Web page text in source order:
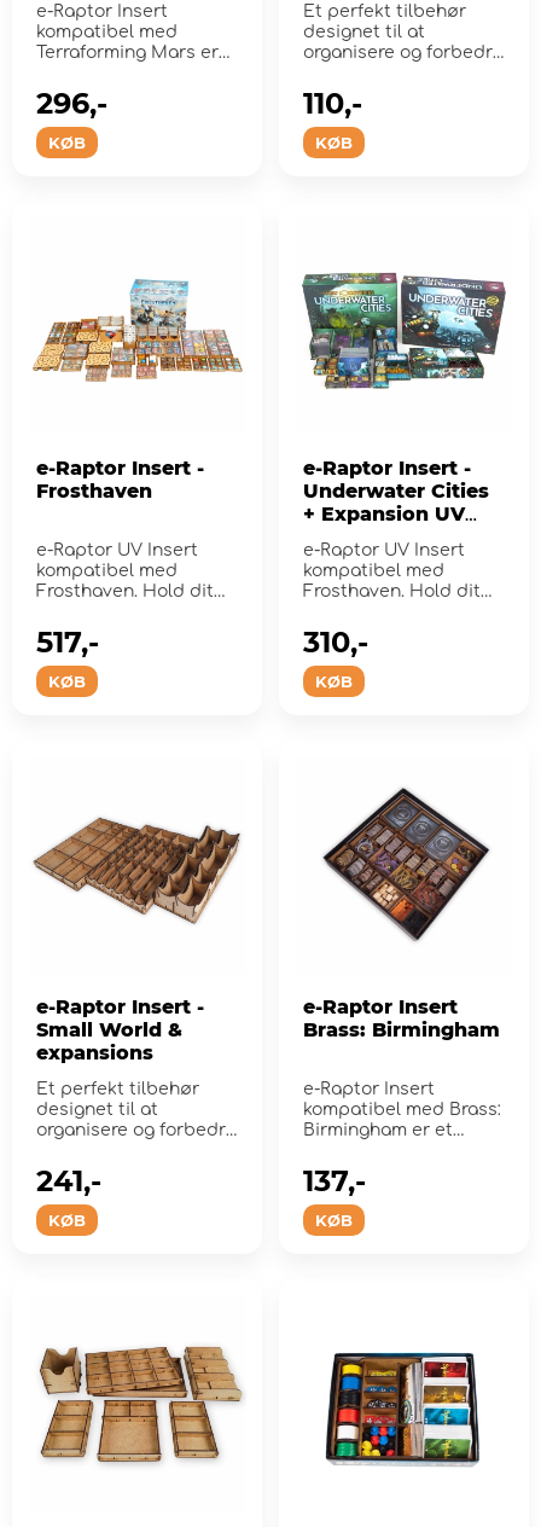
e-Raptor Insert
kompatibel med
Terraforming Mars er
designet ti...
KØB
296,-
Et perfekt tilbehør
designet til at
organisere og forbedre
KØB
110,-
e-Raptor Insert -
Frosthaven
e-Raptor UV Insert
kompatibel med
Frosthaven. Hold dit
KØB
517,-
e-Raptor Insert -
Underwater Cities
+ Expansion UV
Print
e-Raptor UV Insert
kompatibel med
Frosthaven. Hold dit
KØB
310,-
e-Raptor Insert -
Small World &
expansions
Et perfekt tilbehør
designet til at
organisere og forbedre
KØB
241,-
e-Raptor Insert
Brass: Birmingham
e-Raptor Insert
kompatibel med Brass:
Birmingham er et
designet ti...
KØB
137,-